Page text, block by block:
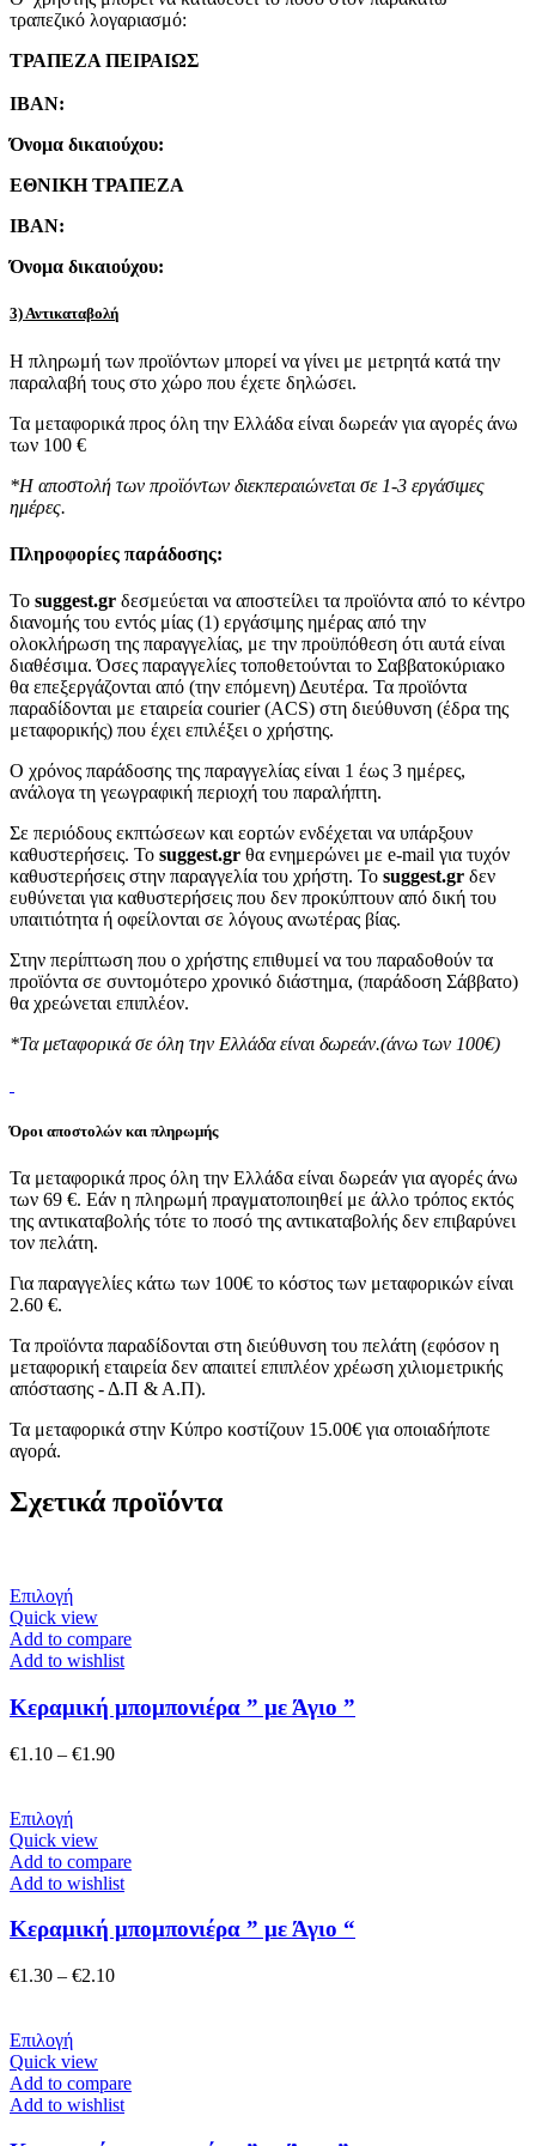
τραπεζικό λογαριασμό:
ΤΡΑΠΕΖΑ ΠΕΙΡΑΙΩΣ
IBAN:
Όνομα δικαιούχου:
ΕΘΝΙΚΗ ΤΡΑΠΕΖΑ
IBAN:
Όνομα δικαιούχου:
3) Αντικαταβολή
Η πληρωμή των προϊόντων μπορεί να γίνει με μετρητά κατά την
παραλαβή τους στο χώρο που έχετε δηλώσει.
Τα μεταφορικά προς όλη την Ελλάδα είναι δωρεάν για αγορές άνω
των 100 €
*Η αποστολή των προϊόντων διεκπεραιώνεται σε 1-3 εργάσιμες
ημέρες.
Πληροφορίες παράδοσης:
To suggest.gr δεσμεύεται να αποστείλει τα προϊόντα από το κέντρο
διανομής του εντός μίας (1) εργάσιμης ημέρας από την
ολοκλήρωση της παραγγελίας, με την προϋπόθεση ότι αυτά είναι
διαθέσιμα. Όσες παραγγελίες τοποθετούνται το Σαββατοκύριακο
θα επεξεργάζονται από (την επόμενη) Δευτέρα. Τα προϊόντα
παραδίδονται με εταιρεία courier (ACS) στη διεύθυνση (έδρα της
μεταφορικής) που έχει επιλέξει ο χρήστης.
Ο χρόνος παράδοσης της παραγγελίας είναι 1 έως 3 ημέρες,
ανάλογα τη γεωγραφική περιοχή του παραλήπτη.
Σε περιόδους εκπτώσεων και εορτών ενδέχεται να υπάρξουν
καθυστερήσεις. Το suggest.gr θα ενημερώνει με e-mail για τυχόν
καθυστερήσεις στην παραγγελία του χρήστη. Το suggest.gr δεν
ευθύνεται για καθυστερήσεις που δεν προκύπτουν από δική του
υπαιτιότητα ή οφείλονται σε λόγους ανωτέρας βίας.
Στην περίπτωση που ο χρήστης επιθυμεί να του παραδοθούν τα
προϊόντα σε συντομότερο χρονικό διάστημα, (παράδοση Σάββατο)
θα χρεώνεται επιπλέον.
*Τα μεταφορικά σε όλη την Ελλάδα είναι δωρεάν.(άνω των 100€)
Όροι αποστολών και πληρωμής
Τα μεταφορικά προς όλη την Ελλάδα είναι δωρεάν για αγορές άνω
των 69 €. Εάν η πληρωμή πραγματοποιηθεί με άλλο τρόπος εκτός
της αντικαταβολής τότε το ποσό της αντικαταβολής δεν επιβαρύνει
τον πελάτη.
Για παραγγελίες κάτω των 100€ το κόστος των μεταφορικών είναι
2.60 €.
Τα προϊόντα παραδίδονται στη διεύθυνση του πελάτη (εφόσον η
μεταφορική εταιρεία δεν απαιτεί επιπλέον χρέωση χιλιομετρικής
απόστασης - Δ.Π & Α.Π).
Τα μεταφορικά στην Κύπρο κοστίζουν 15.00€ για οποιαδήποτε
αγορά.
Σχετικά προϊόντα
ΕπιλογήΑυτό
το
προϊόν
έχει
παραλλαγές.
Οι
επιλογές
μπορούν
στη
σελίδα
του
προϊόντος
Quick view
Add to compare
Add to wishlist
Κεραμική μπομπονιέρα ” με Άγιο ”
€1.10 – €1.90Price
ΕπιλογήΑυτό
το
προϊόν
έχει
παραλλαγές.
επιλογές
στη
σελίδα
του
προϊόντος
Quick view
Add to compare
Add to wishlist
Κεραμική μπομπονιέρα ” με Άγιο “
€1.30 – €2.10Price
ΕπιλογήΑυτό
το
προϊόν
έχει
Quick view
Add to compare
Add to wishlist